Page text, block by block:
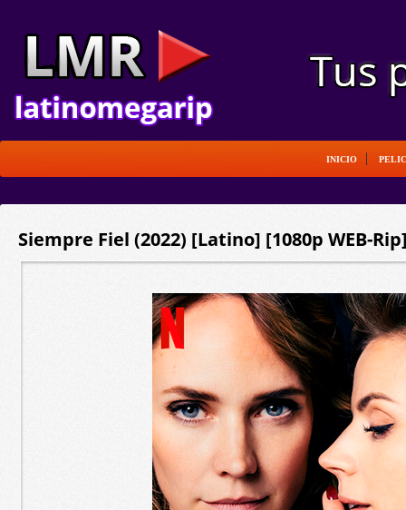
INICIO
Siempre Fiel (2022) [Latino] [1080p WEB-